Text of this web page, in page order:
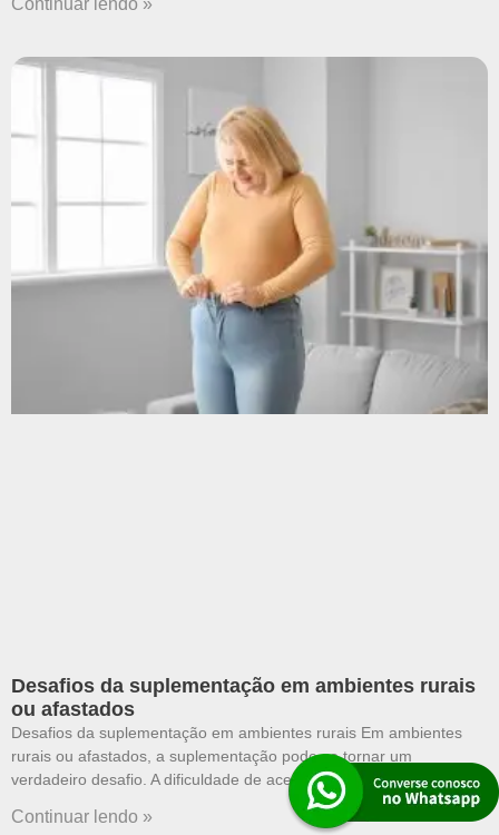
Desafios da suplementação em ambientes rurais
ou afastados
Desafios da suplementação em ambientes rurais Em ambientes
rurais ou afastados, a suplementação pode se tornar um
verdadeiro desafio. A dificuldade de acesso a produtos
Continuar lendo »